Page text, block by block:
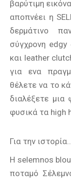
βαρύτιμη
αποπνέει η
δερμάτινο
σύγχρονη edgy
και leather
για ενα
θέλετε να το
διαλέξετε
φυσικά τα high
Για την ιστορία…
Η selemnos
ποταμό